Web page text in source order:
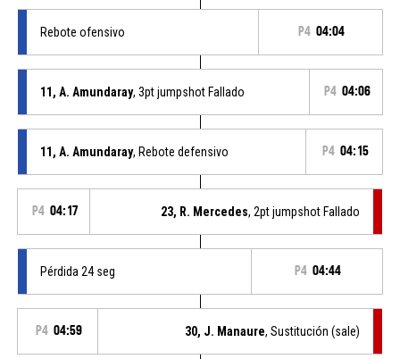
Rebote ofensivo P4 04:04
11, A. Amundaray, 3pt jumpshot Fallado P4 04:06
11, A. Amundaray, Rebote defensivo P4 04:15
P4 04:17 23, R. Mercedes, 2pt jumpshot Fallado
Pérdida 24 seg P4 04:44
P4 04:59 30, J. Manaure, Sustitución (sale)